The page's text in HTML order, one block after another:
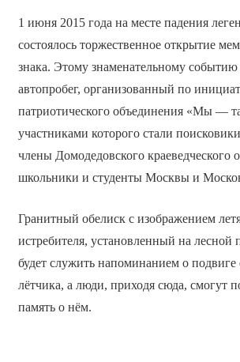
1 июня 2015 года на месте падения
состоялось торжественное открытие
знака. Этому знаменательному
автопробег, организованный по
патриотического объединения «Мы —
участниками которого стали
члены Домодедовского краеведческого
школьники и студенты Москвы и
Гранитный обелиск с изображением
истребителя, установленный на лесной
будет служить напоминанием о подвиге
лётчика, а люди, приходя сюда, смогут
память о нём.